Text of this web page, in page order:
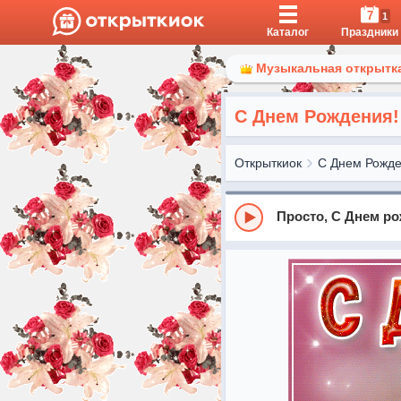
Каталог
7 1
Праздники
Музыкальная
С Днем Рождения!
Открыткиок С Днем
Просто, С Днем